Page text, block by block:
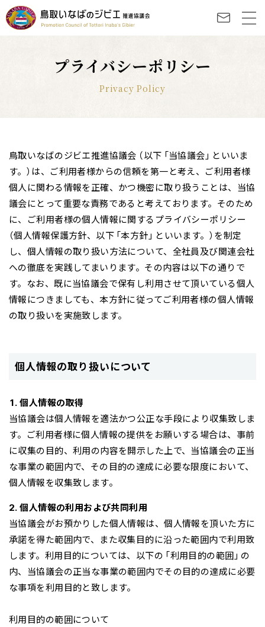
プライバシーポリシー
Privacy Policy
鳥取いなばのジビエ推進協議会 （以下「当協議会」といいま
す。）は、ご利用者様からの信頼を第一と考え、ご利用者様
個人に関わる情報を正確、かつ機密に取り扱うことは、当協
議会にとって重要な責務であると考えております。そのため
に、ご利用者様の個人情報に関するプライバシーポリシー
（個人情報保護方針、以下「本方針」といいます。）を制定
し、個人情報の取り扱い方法について、全社員及び関連会社
への徹底を実践してまいります。その内容は以下の通りで
す。なお、既に当協議会で保有し利用させて頂いている個人
情報につきましても、本方針に従ってご利用者様の個人情報
の取り扱いを実施致します。
個人情報の取り扱いについて
1. 個人情報の取得
当協議会は個人情報を適法かつ公正な手段により収集致しま
す。ご利用者様に個人情報の提供をお願いする場合は、事前
に収集の目的、利用の内容を開示した上で、当協議会の正当
な事業の範囲内で、その目的の達成に必要な限度において、
個人情報を収集致します。
2. 個人情報の利用および共同利用
当協議会がお預かりした個人情報は、個人情報を頂いた方に
承諾を得た範囲内で、また収集目的に沿った範囲内で利用致
します。利用目的については、以下の「利用目的の範囲」の
内、当協議会の正当な事業の範囲内でその目的の達成に必要
な事項を利用目的と致します。
利用目的の範囲について